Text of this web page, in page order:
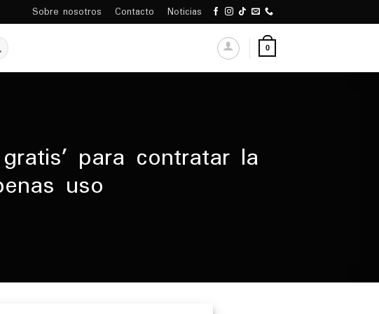
Sobre nosotros Contacto Noticias
0
para contratar la
uso